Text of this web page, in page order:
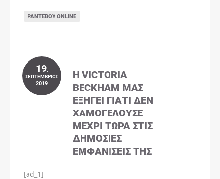
ΡΑΝΤΕΒΟΎ ONLINE
19.
ΣΕΠΤΈΜΒΡΙΟΣ
2019
Η VICTORIA
BECKHAM ΜΑΣ
ΕΞΗΓΕΊ ΓΙΑΤΊ ΔΕΝ
ΧΑΜΟΓΕΛΟΎΣΕ
ΜΈΧΡΙ ΤΏΡΑ ΣΤΙΣ
ΔΗΜΌΣΙΕΣ
ΕΜΦΑΝΊΣΕΙΣ ΤΗΣ
[ad_1]